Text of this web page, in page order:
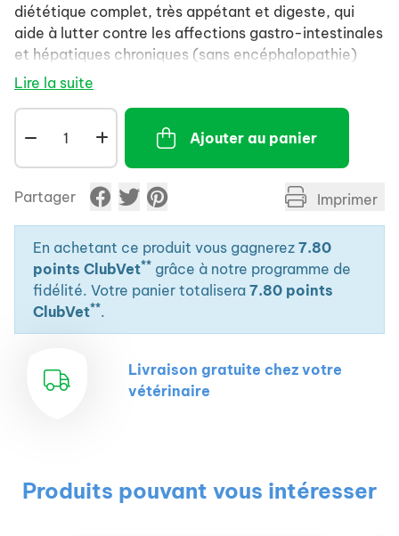
diététique complet, très appétant et digeste, qui
aide à lutter contre les affections gastro-intestinales
et hépatiques chroniques (sans encéphalopathie)
chez les chats adultes et les chatons.
Lire la suite
Ajouter au panier
Partager Imprimer
En achetant ce produit vous gagnerez 7.80
points ClubVet** grâce à notre programme de
fidélité. Votre panier totalisera 7.80 points
ClubVet**.
Livraison gratuite chez votre
vétérinaire
Produits pouvant vous intéresser